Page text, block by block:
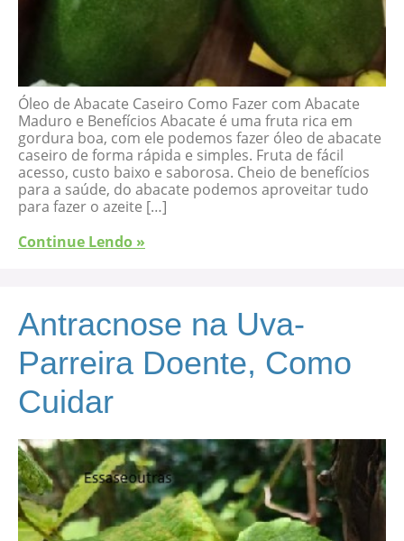
Óleo de Abacate Caseiro Como Fazer com Abacate
Maduro e Benefícios Abacate é uma fruta rica em
gordura boa, com ele podemos fazer óleo de abacate
caseiro de forma rápida e simples. Fruta de fácil
acesso, custo baixo e saborosa. Cheio de benefícios
para a saúde, do abacate podemos aproveitar tudo
para fazer o azeite […]
Continue Lendo »
Antracnose na Uva-
Parreira Doente, Como
Cuidar